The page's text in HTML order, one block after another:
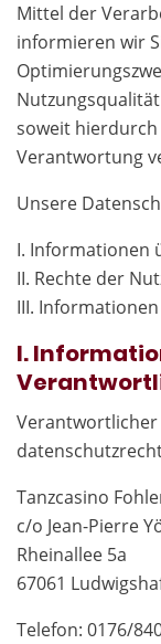
Mittel der
informieren wir
soweit
Verantwortung
Unsere
I. Informationen
II. Rechte der
III.
I.
Tanzcasino
c/o Jean-Pierre
Rheinallee 5a
67061
Telefon: 0176/